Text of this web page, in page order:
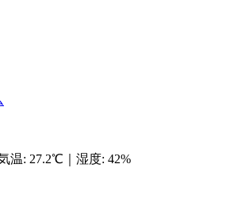
温: 27.2℃ 湿度: 42%